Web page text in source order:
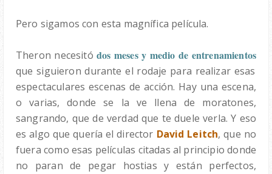
Pero sigamos con esta magnífica película.
Theron necesitódos meses y medio de entrenamientos
que siguieron durante el rodaje para realizar esas
espectaculares escenas de acción. Hay una escena,
o varias, donde se la ve llena de moratones,
sangrando, que de verdad que te duele verla. Y eso
es algo que quería el director David Leitch, que no
fuera como esas películas citadas al principio donde
no paran de pegar hostias y están perfectos,